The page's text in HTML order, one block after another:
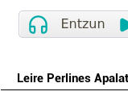
Leire Perlines